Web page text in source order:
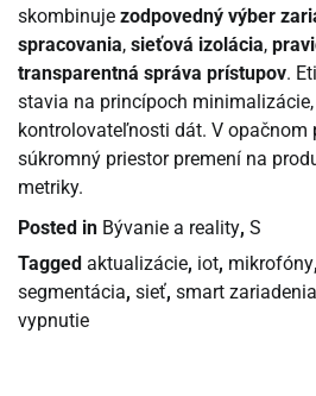
skombinuje zodpovedný výber
spracovania, sieťová izolácia,
transparentná správa prístupov.
stavia na princípoch
kontrolovateľnosti dát. V opačnom
súkromný priestor premení na
metriky.
Posted in Bývanie a reality, S
Tagged aktualizácie, iot, mikrofóny,
segmentácia, sieť, smart
vypnutie